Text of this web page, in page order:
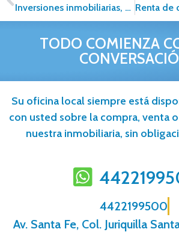
Inversiones inmobiliarias, conoce distintos ámbitos donde puedes generar beneficios
TODO COMIENZA
Su oficina local siempre está
con usted sobre la compra, venta
nuestra inmobiliaria, sin
4422199500
Av. Santa Fe, Col. Juriquilla